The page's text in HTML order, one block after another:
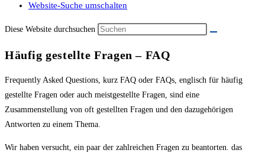
Website-Suche umschalten
Diese Website durchsuchen
Häufig gestellte Fragen – FAQ
Frequently Asked Questions, kurz FAQ oder FAQs, englisch für häufig
gestellte Fragen oder auch meistgestellte Fragen, sind eine
Zusammenstellung von oft gestellten Fragen und den dazugehörigen
Antworten zu einem Thema.
Wir haben versucht, ein paar der zahlreichen Fragen zu beantorten. das